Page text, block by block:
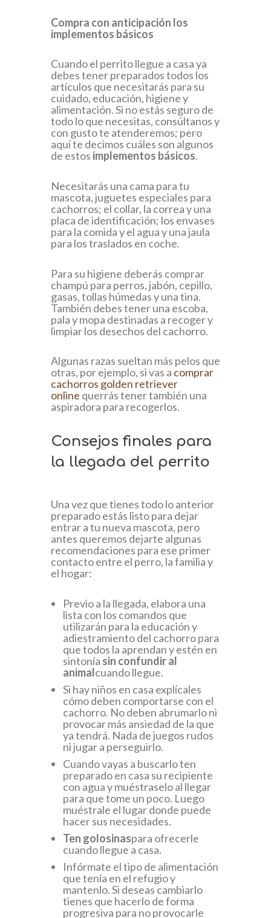
Compra con anticipación los
implementos básicos
Cuando el perrito llegue a casa ya
debes tener preparados todos los
artículos que necesitarás para su
cuidado, educación, higiene y
alimentación. Si no estás seguro de
todo lo que necesitas, consúltanos y
con gusto te atenderemos; pero
aquí te decimos cuáles son algunos
de estos implementos básicos.
Necesitarás una cama para tu
mascota, juguetes especiales para
cachorros; el collar, la correa y una
placa de identificación; los envases
para la comida y el agua y una jaula
para los traslados en coche.
Para su higiene deberás comprar
champú para perros, jabón, cepillo,
gasas, tollas húmedas y una tina.
También debes tener una escoba,
pala y mopa destinadas a recoger y
limpiar los desechos del cachorro.
Algunas razas sueltan más pelos que
otras, por ejemplo, si vas a comprar
cachorros golden retriever
online querrás tener también una
aspiradora para recogerlos.
Consejos finales para
la llegada del perrito
Una vez que tienes todo lo anterior
preparado estás listo para dejar
entrar a tu nueva mascota, pero
antes queremos dejarte algunas
recomendaciones para ese primer
contacto entre el perro, la familia y
el hogar:
Previo a la llegada, elabora una
lista con los comandos que
utilizarán para la educación y
adiestramiento del cachorro para
que todos la aprendan y estén en
sintonía sin confundir al
animalcuando llegue.
Si hay niños en casa explícales
cómo deben comportarse con el
cachorro. No deben abrumarlo ni
provocar más ansiedad de la que
ya tendrá. Nada de juegos rudos
ni jugar a perseguirlo.
Cuando vayas a buscarlo ten
preparado en casa su recipiente
con agua y muéstraselo al llegar
para que tome un poco. Luego
muéstrale el lugar donde puede
hacer sus necesidades.
Ten golosinaspara ofrecerle
cuando llegue a casa.
Infórmate el tipo de alimentación
que tenía en el refugio y
mantenlo. Si deseas cambiarlo
tienes que hacerlo de forma
progresiva para no provocarle